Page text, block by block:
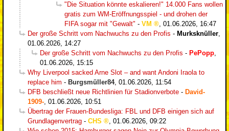
"Die Situation könnte eskalieren!" 14.000 Fans wollen
gratis zum WM-Eröffnungsspiel - und drohen der
FIFA sogar mit "Gewalt" - VM , 01.06.2026, 16:47
Der große Schritt vom Nachwuchs zu den Profis - Murksknüller,
01.06.2026, 14:27
Der große Schritt vom Nachwuchs zu den Profis - PePopp,
01.06.2026, 15:15
Why Liverpool sacked Arne Slot – and want Andoni Iraola to
replace him - Burgsmüller84, 01.06.2026, 11:54
DFB beschließt neue Richtlinien für Stadionverbote - David-
1909-, 01.06.2026, 10:51
Übertrag der Frauen-Bundesliga: FBL und DFB einigen sich auf
Grundlagenvertrag - CHS , 01.06.2026, 09:22